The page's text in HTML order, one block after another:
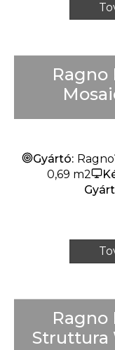
Ragno
Gyártó: Ragno
0,69 m2
Ragno
Struttura